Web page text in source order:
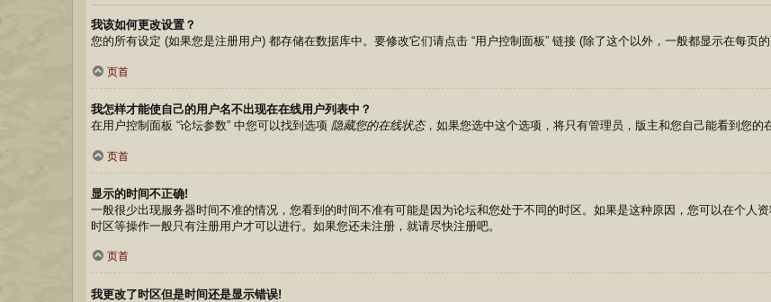
我该如何更改设置？
您的所有设定 (如果您是注册用户) 都存储在数据库中。要修改它们请点击 “用户控制面板” 链接 (除了这个以外，一般都显示在每页
页首
我怎样才能使自己的用户名不出现在在线用户列表中？
在用户控制面板 “论坛参数” 中您可以找到选项 隐藏您的在线状态，如果您选中这个选项，将只有管理员，版主和您自己能看到您的
页首
显示的时间不正确!
一般很少出现服务器时间不准的情况，您看到的时间不准有可能是因为论坛和您处于不同的时区。如果是这种原因，您可以在个人
时区等操作一般只有注册用户才可以进行。如果您还未注册，就请尽快注册吧。
页首
我更改了时区但是时间还是显示错误!